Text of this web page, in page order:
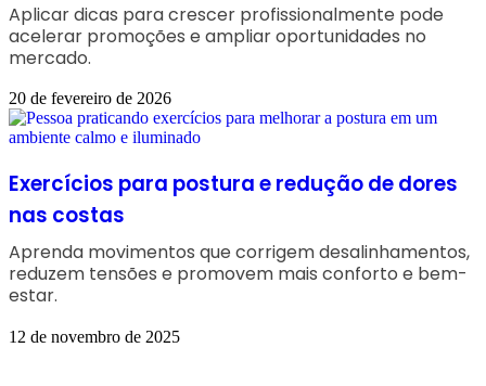
Aplicar dicas para crescer profissionalmente pode
acelerar promoções e ampliar oportunidades no
mercado.
20 de fevereiro de 2026
Exercícios para postura e redução de dores
nas costas
Aprenda movimentos que corrigem desalinhamentos,
reduzem tensões e promovem mais conforto e bem-
estar.
12 de novembro de 2025